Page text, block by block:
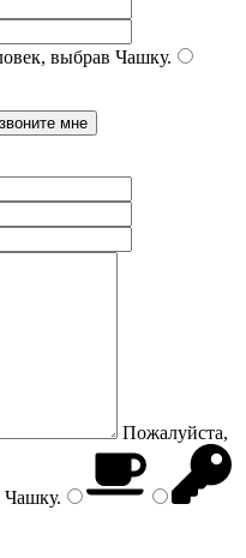
выбрав Чашку.
Пожалуйста,
Чашку.